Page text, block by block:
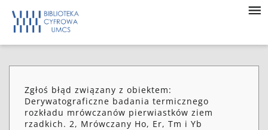
Zgłoś błąd związany z obiektem:
Derywatograficzne badania termicznego
rozkładu mrówczanów pierwiastków ziem
rzadkich. 2, Mrówczany Ho, Er, Tm i Yb